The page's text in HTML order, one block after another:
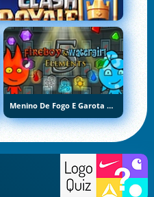
Menino De Fogo E Garota De Água 5: Elementos